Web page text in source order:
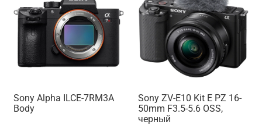
Sony Alpha ILCE-7RM3A
Body
Sony ZV-E10 Kit E PZ 16-
50mm F3.5-5.6 OSS,
черный